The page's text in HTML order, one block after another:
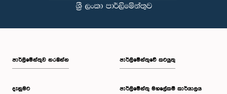
පාර්ලි‌මේන්තුව නරඹන්න
දැනුමට
පාර්ලිමේන්තුවේ කටයුතු
පාර්ලිමේන්තු මහලේකම් කාර්යාලය